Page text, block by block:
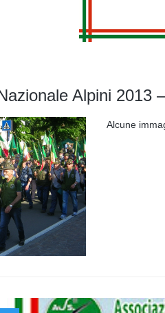
Alpini 2013
Alcune